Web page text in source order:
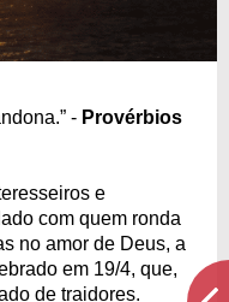
- Provérbios
e
com quem ronda
no amor de Deus, a
em 19/4, que,
de traidores.